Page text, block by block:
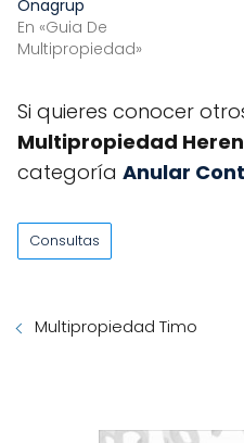
Onagrup
En «Guia De
Multipropiedad»
Si quieres conocer
Multipropiedad
categoría Anular
Consultas
Multipropiedad Timo